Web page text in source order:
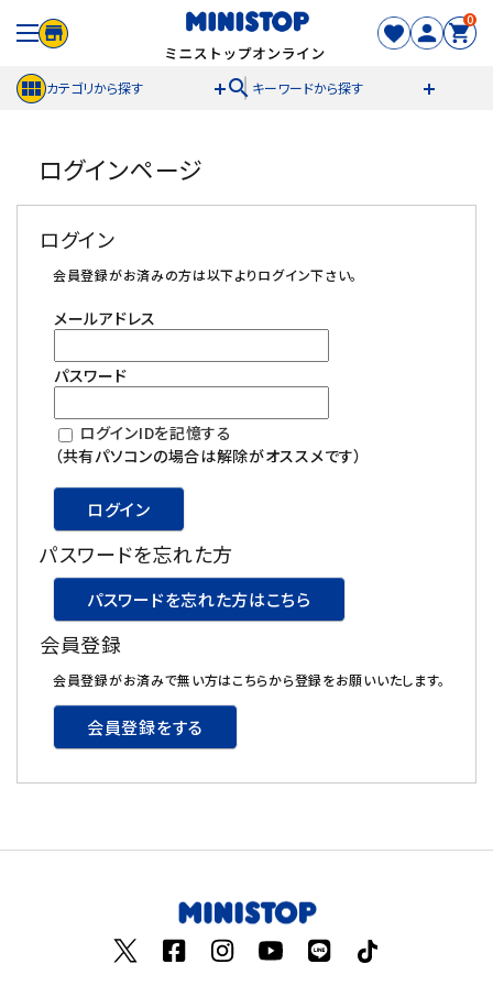
0
カテゴリから探す search キーワードから探す
meeting_room ログイン person 新規登録
セール商品
カテゴリから探す
冷凍食品
スイーツ
お菓子
酒類
日用品
ギフト
ログインページ
ログイン
会員登録がお済みの方は以下よりログイン下さい。
メールアドレス
パスワード
ログインIDを記憶する
（共有パソコンの場合は解除がオススメです）
ログイン
パスワードを忘れた方
パスワードを忘れた方はこちら
会員登録
会員登録がお済みで無い方はこちらから登録をお願いいたします。
会員登録をする